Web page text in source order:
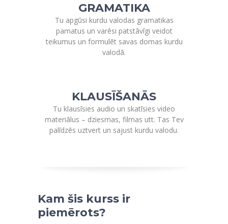
GRAMATIKA
Tu apgūsi kurdu valodas gramatikas
pamatus un varēsi patstāvīgi veidot
teikumus un formulēt savas domas kurdu
valodā.
KLAUSĪŠANĀS
Tu klausīsies audio un skatīsies video
materiālus – dziesmas, filmas utt. Tas Tev
palīdzēs uztvert un sajust kurdu valodu.
Kam šis kurss ir
piemērots?